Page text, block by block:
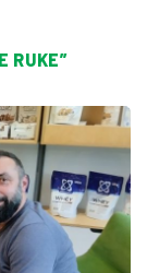
RUKE”